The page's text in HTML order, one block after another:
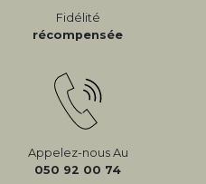
Fidélité
récompensée
Appelez-nous Au
050 92 00 74